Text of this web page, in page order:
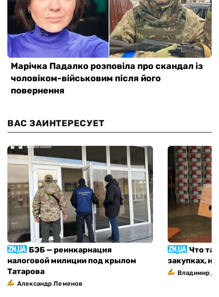
ВАС ЗАИНТЕРЕСУЕТ
БЭБ — реинкарнация
налоговой милиции под крылом
Татарова
Александр Леменов
Что
закупках,
Владимир